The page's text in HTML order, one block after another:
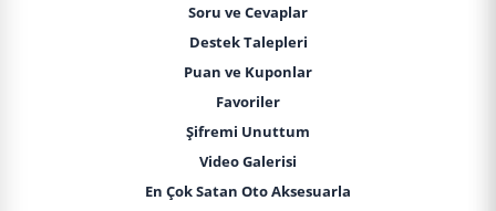
Soru ve Cevaplar
Destek Talepleri
Puan ve Kuponlar
Favoriler
Şifremi Unuttum
Video Galerisi
En Çok Satan Oto Aksesuarla